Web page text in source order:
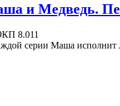
и Медведь.
КП 8.011
серии Маша исполнит